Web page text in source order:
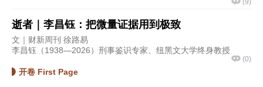
(9)
逝者｜李昌钰：把微量证据用到极致
文｜财新周刊 徐路易
李昌钰（1938—2026）刑事鉴识专家、纽黑文大学终身教授
(0)
开卷 First Page